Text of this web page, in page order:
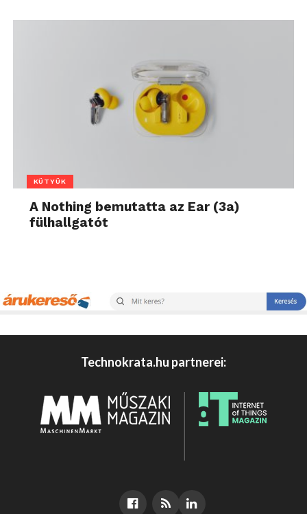
KÜTYÜK
A Nothing bemutatta az Ear (3a)
fülhallgatót
Technokrata.hu partnerei: